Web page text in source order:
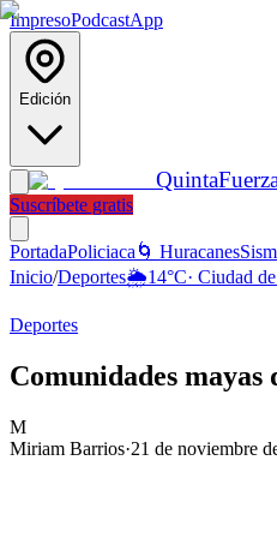
ImpresoPodcastApp
Edición
Quinta
Suscríbete gratis
PortadaPoliciaca 🌀 Huracanes
Inicio/Deportes🌦️14°C· Ciudad
Deportes
Comunidades
M
Miriam Barrios·21 de noviembre